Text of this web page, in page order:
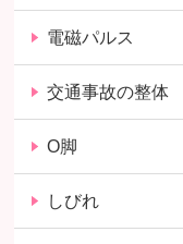
電磁パルス
交通事故の整体
O脚
しびれ